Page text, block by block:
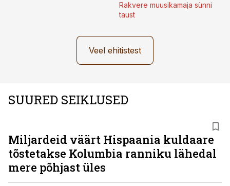
Rakvere muusikamaja sünni
taust
Veel ehitistest
SUURED SEIKLUSED
Miljardeid väärt Hispaania kuldaare
tõstetakse Kolumbia ranniku lähedal
mere põhjast üles